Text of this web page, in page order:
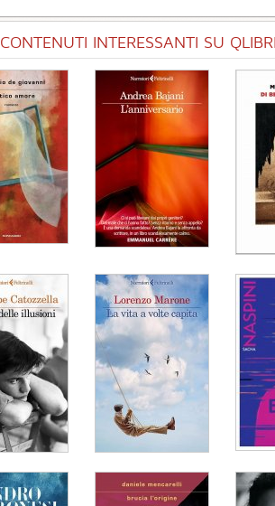
CONTENUTI INTERESSANTI SU QLIBRI